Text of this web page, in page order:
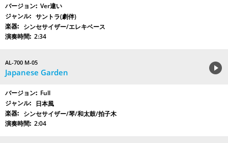
Ver違い
サントラ(劇伴)
シンセサイザー/エレキベース
2:34
AL-700 M-05
Japanese Garden
Full
日本風
シンセサイザー/琴/和太鼓/拍子木
2:04